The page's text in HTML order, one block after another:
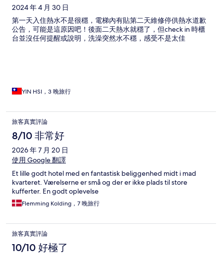
2024 年 4 月 30 日
第一天入住熱水不是很穩，電梯內有貼第二天維修停供熱水道歉
公告，可能是這原因吧！後面二天熱水就穩了，但check in 時櫃
台並沒任何提醒或說明，洗澡突然水不穩，感受不是太佳
YIN HSI，3 晚旅行
旅客真實評論
8/10 非常好
2026 年 7 月 20 日
使用 Google 翻譯
Et lille godt hotel med en fantastisk beliggenhed midt i mad
kvarteret. Værelserne er små og der er ikke plads til store
kufferter. En godt oplevelse
Flemming Kolding，7 晚旅行
旅客真實評論
10/10 好極了